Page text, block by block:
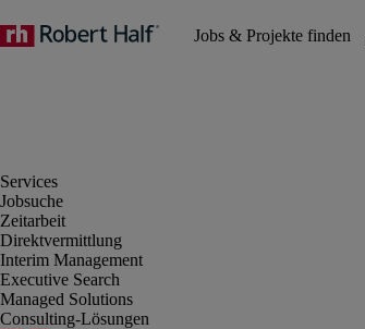
Jobsuche
Zeitarbeit
Direktvermittlung
Interim Management
Executive Search
Managed Solutions
Consulting-Lösungen